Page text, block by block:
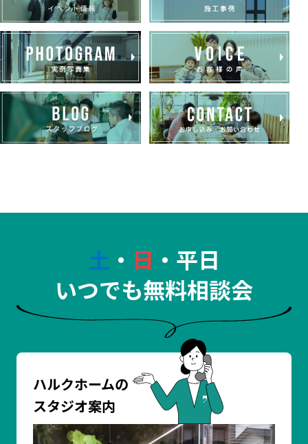
土 ・ 日 ・平日
いつでも無料相談会
ハルクホームの
スタジオ案内